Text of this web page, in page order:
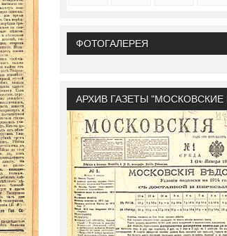
ФОТОГАЛЕРЕЯ
АРХИВ ГАЗЕТЫ "МОСКОВСКИЕ